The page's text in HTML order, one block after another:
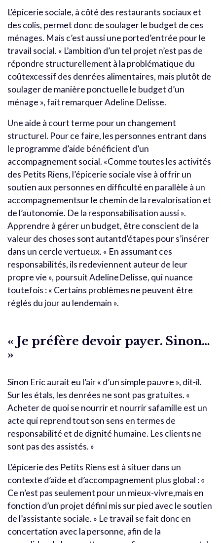
L’épicerie sociale, à côté des restaurants sociaux et
des colis, permet donc de soulager le budget de ces
ménages. Mais c’est aussi une ported’entrée pour le
travail social. « L’ambition d’un tel projet n’est pas de
répondre structurellement à la problématique du
coûtexcessif des denrées alimentaires, mais plutôt de
soulager de manière ponctuelle le budget d’un
ménage », fait remarquer Adeline Delisse.
Une aide à court terme pour un changement
structurel. Pour ce faire, les personnes entrant dans
le programme d’aide bénéficient d’un
accompagnement social. «Comme toutes les activités
des Petits Riens, l’épicerie sociale vise à offrir un
soutien aux personnes en difficulté en parallèle à un
accompagnementsur le chemin de la revalorisation et
de l’autonomie. De la responsabilisation aussi ».
Apprendre à gérer un budget, être conscient de la
valeur des choses sont autantd’étapes pour s’insérer
dans un cercle vertueux. « En assumant ces
responsabilités, ils redeviennent auteur de leur
propre vie », poursuit AdelineDelisse, qui nuance
toutefois : « Certains problèmes ne peuvent être
réglés du jour au lendemain ».
« Je préfère devoir payer. Sinon…
»
Sinon Eric aurait eu l’air « d’un simple pauvre », dit-il.
Sur les étals, les denrées ne sont pas gratuites. «
Acheter de quoi se nourrir et nourrir safamille est un
acte qui reprend tout son sens en termes de
responsabilité et de dignité humaine. Les clients ne
sont pas des assistés. »
L’épicerie des Petits Riens est à situer dans un
contexte d’aide et d’accompagnement plus global : «
Ce n’est pas seulement pour un mieux-vivre,mais en
fonction d’un projet défini mis sur pied avec le soutien
de l’assistante sociale. » Le travail se fait donc en
concertation avec la personne, afin de la